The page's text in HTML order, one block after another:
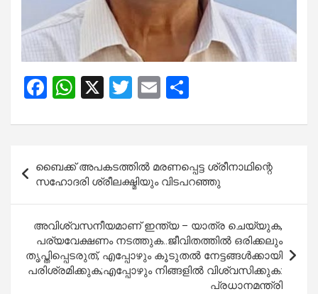
F
ce
o
o
k
W
at
s
A
p
p
X
T
tt
er
E
ail ar
navigation
ബൈക്ക് അപകടത്തിൽ മരണപ്പെട്ട ശ്രീനാഥിന്റെ
സഹോദരി ശ്രീലക്ഷ്മിയും വിടപറഞ്ഞു
അവിശ്വസനീയമാണ് ഇന്ത്യ – യാത്ര ചെയ്യുക,
പര്യവേക്ഷണം നടത്തുക..ജീവിതത്തിൽ ഒരിക്കലും
തൃപ്തിപ്പെടരുത്, എപ്പോഴും കൂടുതൽ നേട്ടങ്ങൾക്കായി
പരിശ്രമിക്കുക;എപ്പോഴും നിങ്ങളിൽ വിശ്വസിക്കുക:
പ്രധാനമന്ത്രി